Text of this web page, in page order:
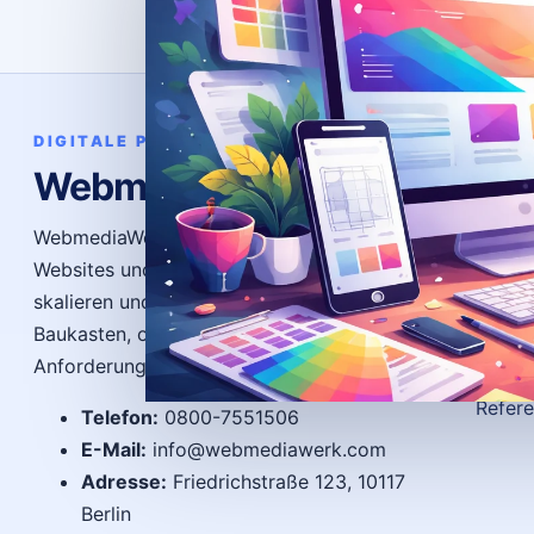
DIGITALE PRÄSENZ
WebmediaWerk
WebmediaWerk entwickelt individuelle
Websites und Systeme, die funktionieren,
skalieren und Ergebnisse bringen – ohne
Baukasten, ohne Kompromisse, exakt auf Ihre
Anforderungen zugeschnitten.
Telefon: 0800-7551506
E-Mail: info@webmediawerk.com
Adresse: Friedrichstraße 123, 10117
Berlin
News
FAQ